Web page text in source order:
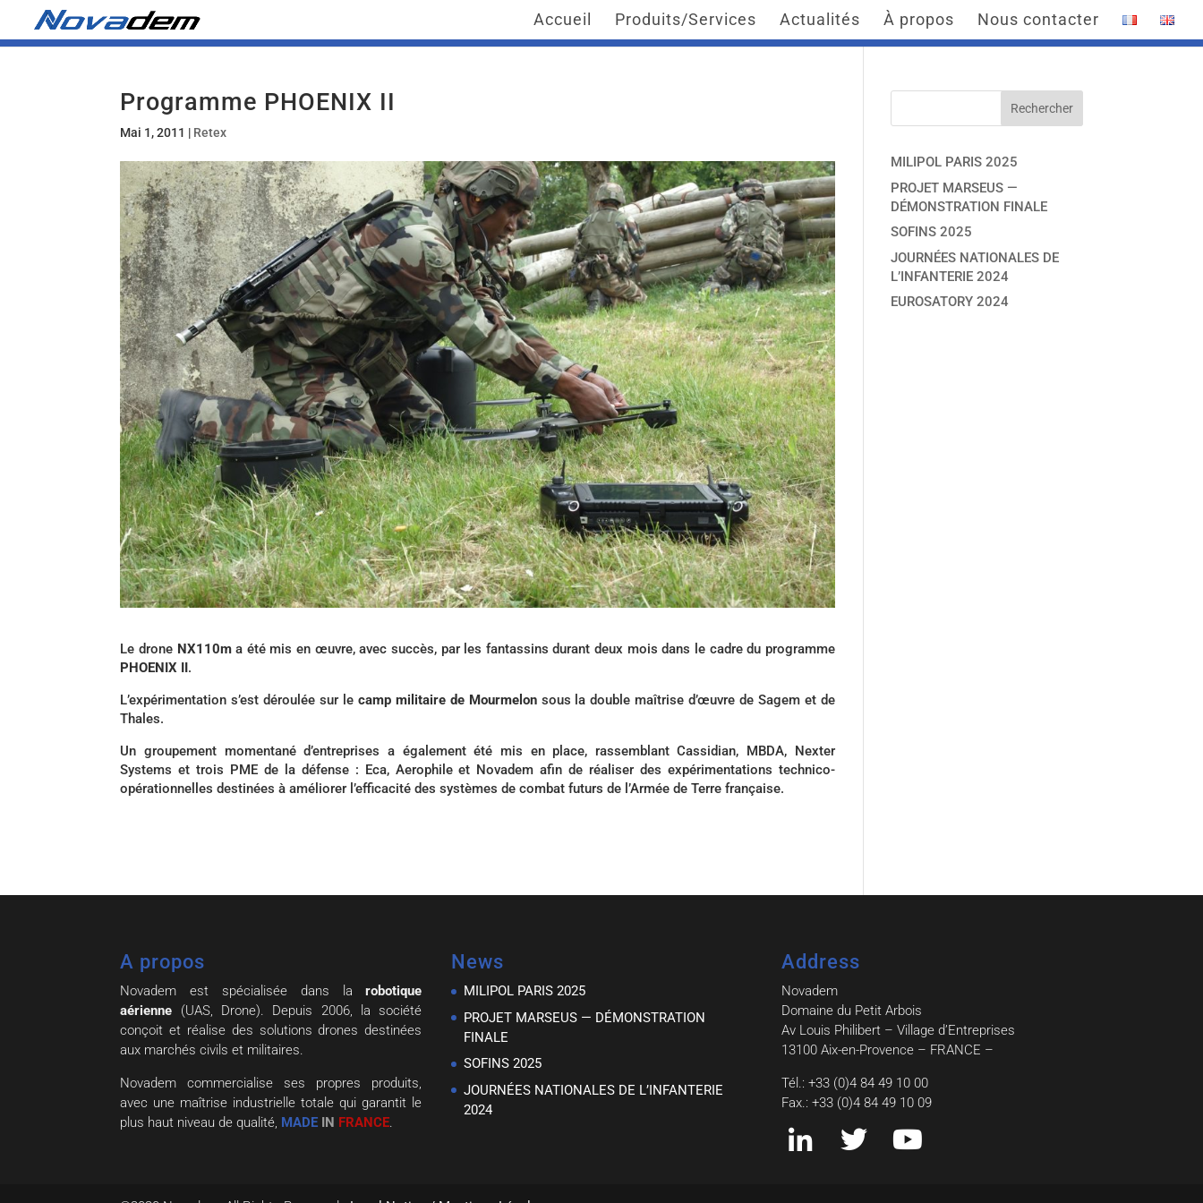
Accueil Produits/Services Actualités À propos Nous contacter
Programme PHOENIX II
Mai 1, 2011 | Retex
Le drone NX110ma été mis en œuvre, avec succès, par les fantassins durant deux mois dans le cadre du programme
PHOENIX II.
L’expérimentation s’est déroulée sur le camp militaire de Mourmelonsous la double maîtrise d’œuvre de Sagem et de
Thales.
Un groupement momentané d’entreprises a également été mis en place, rassemblant Cassidian, MBDA, Nexter
Systems et trois PME de la défense : Eca, Aerophile et Novadem afin de réaliser des expérimentations technico-
opérationnelles destinées à améliorer l’efficacité des systèmes de combat futurs de l’Armée de Terre française.
MILIPOL PARIS 2025
PROJET MARSEUS —
DÉMONSTRATION FINALE
SOFINS 2025
JOURNÉES NATIONALES DE
L’INFANTERIE 2024
EUROSATORY 2024
A propos
Novadem est spécialisée dans larobotique
aérienne (UAS, Drone). Depuis 2006, la société
conçoit et réalise des solutions drones destinées
aux marchés civils et militaires.
Novadem commercialise ses propres produits,
avec une maîtrise industrielle totale qui garantit le
plus haut niveau de qualité, MADE IN FRANCE.
News
MILIPOL PARIS 2025
PROJET MARSEUS — DÉMONSTRATION
FINALE
SOFINS 2025
JOURNÉES NATIONALES DE L’INFANTERIE
2024
Address
Novadem
Domaine du Petit Arbois
Av Louis Philibert – Village d’Entreprises
13100 Aix-en-Provence – FRANCE –
Tél.: +33 (0)4 84 49 10 00
Fax.: +33 (0)4 84 49 10 09